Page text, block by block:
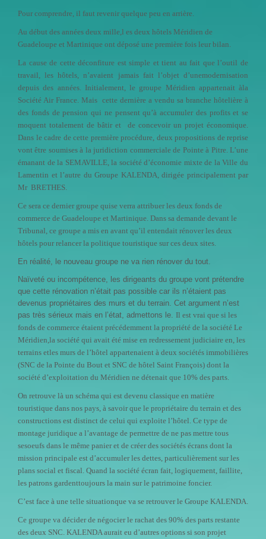
Pour comprendre, il faut revenir quelque peu en arrière.
Au début des années deux mille,l es deux hôtels Méridien de
Guadeloupe et Martinique ont déposé une première fois leur bilan.
La cause de cette déconfiture est simple et tient au fait que l’outil de
travail, les hôtels, n’avaient jamais fait l’objet d’unemodernisation
depuis des années. Initialement, le groupe Méridien appartenait àla
Société Air France. Mais cette dernière a vendu sa branche hôtelière à
des fonds de pension qui ne pensent qu’à accumuler des profits et se
moquent totalement de bâtir et
de concevoir un projet économique.
Dans le cadre de cette première procédure, deux propositions de reprise
vont être soumises à la juridiction commerciale de Pointe à Pitre. L’une
émanant de la SEMAVILLE, la société d’économie mixte de la Ville du
Lamentin et l’autre du Groupe KALENDA, dirigée principalement par
Mr BRETHES.
Ce sera ce dernier groupe quise verra attribuer les deux fonds de
commerce de Guadeloupe et Martinique. Dans sa demande devant le
Tribunal, ce groupe a mis en avant qu’il entendait rénover les deux
hôtels pour relancer la politique touristique sur ces deux sites.
En réalité, le nouveau groupe ne va rien rénover du tout.
Naïveté ou incompétence, les dirigeants du groupe vont prétendre
que cette rénovation n’était pas possible car ils n’étaient pas
devenus propriétaires des murs et du terrain. Cet argument n’est
pas très sérieux mais en l’état, admettons le. Il est vrai que si les
fonds de commerce étaient précédemment la propriété de la société Le
Méridien,la société qui avait été mise en redressement judiciaire en, les
terrains etles murs de l’hôtel appartenaient à deux sociétés immobilières
(SNC de la Pointe du Bout et SNC de hôtel Saint François) dont la
société d’exploitation du Méridien ne détenait que 10% des parts.
On retrouve là un schéma qui est devenu classique en matière
touristique dans nos pays, à savoir que le propriétaire du terrain et des
constructions est distinct de celui qui exploite l’hôtel. Ce type de
montage juridique a l’avantage de permettre de ne pas mettre tous
sesoeufs dans le même panier et de créer des sociétés écrans dont la
mission principale est d’accumuler les dettes, particulièrement sur les
plans social et fiscal. Quand la société écran fait, logiquement, faillite,
les patrons gardenttoujours la main sur le patrimoine foncier.
C’est face à une telle situationque va se retrouver le Groupe KALENDA.
Ce groupe va décider de négocier le rachat des 90% des parts restante
des deux SNC. KALENDA aurait eu d’autres options si son projet